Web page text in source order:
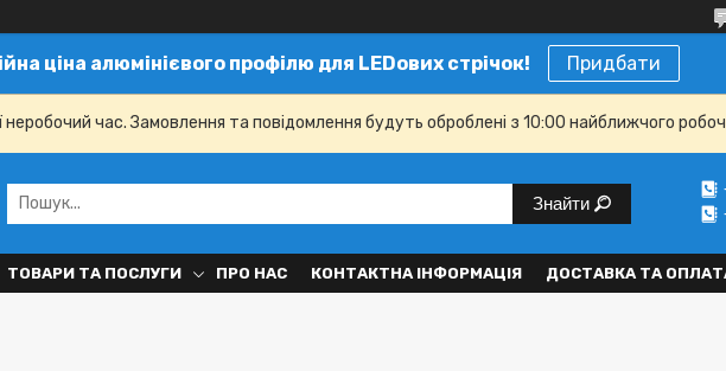
ціна алюмінієвого профілю для LEDових стрічок! Придбати
неробочий час. Замовлення та повідомлення будуть оброблені з 10:00 найближчого
Знайти
ТОВАРИ ТА ПОСЛУГИ ПРО НАС КОНТАКТНА ІНФОРМАЦІЯ ДОСТАВКА ТА